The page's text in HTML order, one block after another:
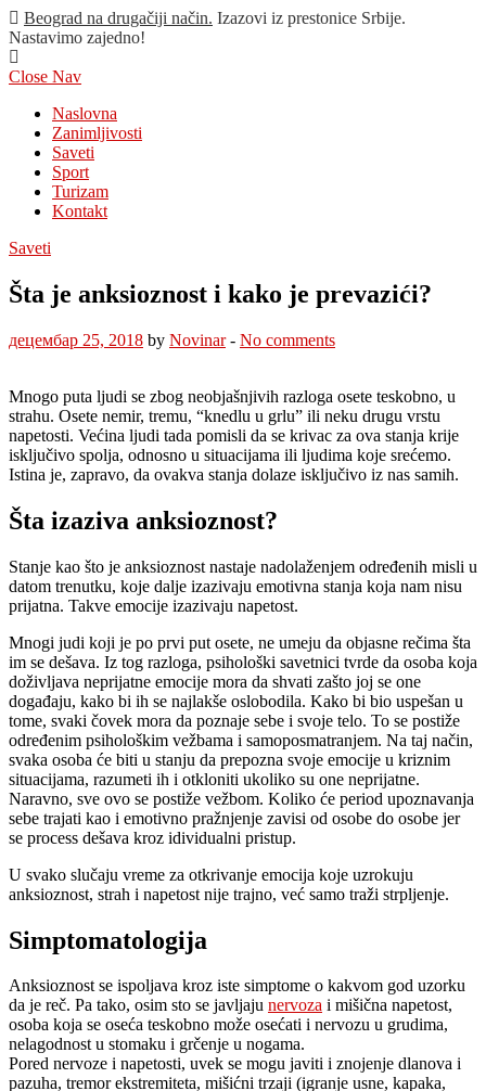
Beograd na drugačiji način. Izazovi iz prestonice Srbije.
Nastavimo zajedno!
Close Nav
Naslovna
Zanimljivosti
Saveti
Sport
Turizam
Kontakt
Saveti
Šta je anksioznost i kako je prevazići?
децембар 25, 2018 by Novinar- No comments
Mnogo puta ljudi se zbog neobjašnjivih razloga osete teskobno, u
strahu. Osete nemir, tremu, “knedlu u grlu” ili neku drugu vrstu
napetosti. Većina ljudi tada pomisli da se krivac za ova stanja krije
isključivo spolja, odnosno u situacijama ili ljudima koje srećemo.
Istina je, zapravo, da ovakva stanja dolaze isključivo iz nas samih.
Šta izaziva anksioznost?
Stanje kao što je anksioznost nastaje nadolaženjem određenih misli u
datom trenutku, koje dalje izazivaju emotivna stanja koja nam nisu
prijatna. Takve emocije izazivaju napetost.
Mnogi judi koji je po prvi put osete, ne umeju da objasne rečima šta
im se dešava. Iz tog razloga, psihološki savetnici tvrde da osoba koja
doživljava neprijatne emocije mora da shvati zašto joj se one
događaju, kako bi ih se najlakše oslobodila. Kako bi bio uspešan u
tome, svaki čovek mora da poznaje sebe i svoje telo. To se postiže
određenim psihološkim vežbama i samoposmatranjem. Na taj način,
svaka osoba će biti u stanju da prepozna svoje emocije u kriznim
situacijama, razumeti ih i otkloniti ukoliko su one neprijatne.
Naravno, sve ovo se postiže vežbom. Koliko će period upoznavanja
sebe trajati kao i emotivno pražnjenje zavisi od osobe do osobe jer
se process dešava kroz idividualni pristup.
U svako slučaju vreme za otkrivanje emocija koje uzrokuju
anksioznost, strah i napetost nije trajno, već samo traži strpljenje.
Simptomatologija
Anksioznost se ispoljava kroz iste simptome o kakvom god uzorku
da je reč. Pa tako, osim sto se javljaju nervoza i mišična napetost,
osoba koja se oseća teskobno može osećati i nervozu u grudima,
nelagodnost u stomaku i grčenje u nogama.
Pored nervoze i napetosti, uvek se mogu javiti i znojenje dlanova i
pazuha, tremor ekstremiteta, mišićni trzaji (igranje usne, kapaka,